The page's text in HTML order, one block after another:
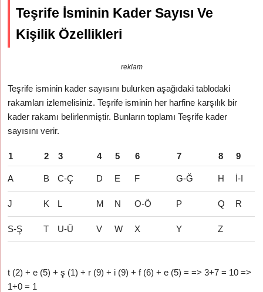
Teşrife İsminin Kader Sayısı Ve
Kişilik Özellikleri
reklam
Teşrife isminin kader sayısını bulurken aşağıdaki tablodaki
rakamları izlemelisiniz. Teşrife isminin her harfine karşılık bir
kader rakamı belirlenmiştir. Bunların toplamı Teşrife kader
sayısını verir.
1 2 3 4 5 6 7 8 9
A B C-Ç D E F G-Ğ H İ-I
J K L M N O-Ö P Q R
S-Ş T U-Ü V W X Y Z
t (2) + e (5) + ş (1) + r (9) + i (9) + f (6) + e (5) = => 3+7 = 10 =>
1+0 = 1